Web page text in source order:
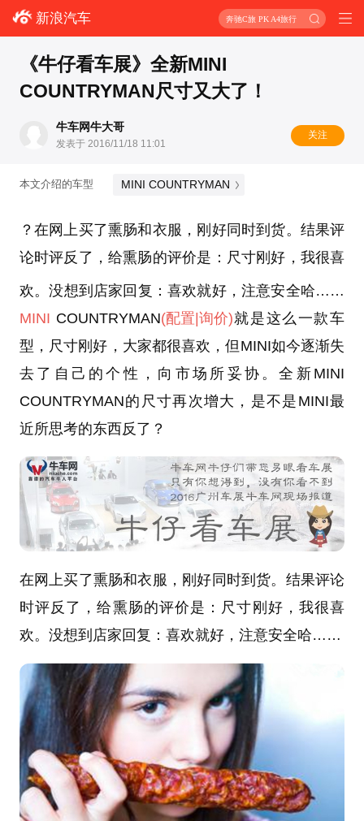
新浪汽车 奔驰C旅 PK A4旅行
《牛仔看车展》全新MINI
COUNTRYMAN尺寸又大了！
牛车网牛大哥
发表于 2016/11/18 11:01
关注
本文介绍的车型 MINI COUNTRYMAN
？在网上买了熏肠和衣服，刚好同时到货。结果评
论时评反了，给熏肠的评价是：尺寸刚好，我很喜
欢。没想到店家回复：喜欢就好，注意安全哈……
MINI COUNTRYMAN(配置|询价)就是这么一款车
型，尺寸刚好，大家都很喜欢，但MINI如今逐渐失
去了自己的个性，向市场所妥协。全新MINI
COUNTRYMAN的尺寸再次增大，是不是MINI最
近所思考的东西反了？
在网上买了熏肠和衣服，刚好同时到货。结果评论
时评反了，给熏肠的评价是：尺寸刚好，我很喜
欢。没想到店家回复：喜欢就好，注意安全哈……